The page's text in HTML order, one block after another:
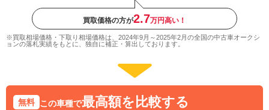
買取価格の方が2.7万円高い！
※買取相場価格・下取り相場価格は、2024年9月～2025年2月の全国の中古車オークシ
ョンの落札実績をもとに、独自に補正・算出しております。
無料 この車種で最高額を比較する